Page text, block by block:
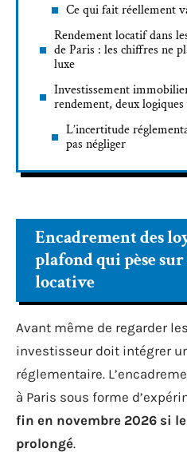
Ce qui fait réellement
Rendement locatif dans
de Paris : les chiffres ne
luxe
Investissement
rendement, deux
L’incertitude
pas négliger
Encadrement des
plafond qui pèse
locative
Avant même de regarder
investisseur doit intégrer
réglementaire.
à Paris sous forme
fin en novembre 2026 si
prolongé.